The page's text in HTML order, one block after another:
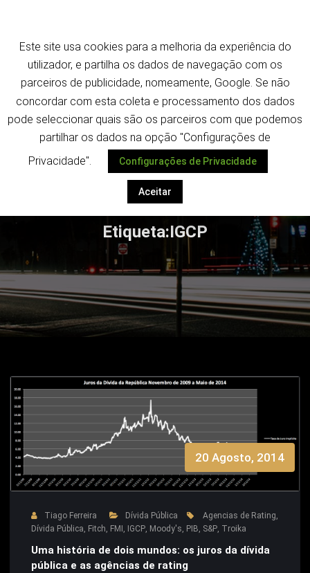
conteúdo
Despoletar
Etiqueta:IGCP
20 Agosto, 2014
Tiago Ferreira Dívida Pública Agencias de Rating
Dívida Pública Fitch FMI IGCP Moody's PIB S&P Troika
Uma história de dois mundos: os juros da dívida
pública e as agências de rating
Este site usa cookies para a melhoria da experiência do
utilizador, e partilha os dados de navegação com os
parceiros de publicidade, nomeamente, Google. Se não
concordar com esta coleta e processamento dos dados
pode seleccionar quais são os parceiros com que podemos
partilhar os dados na opção "Configurações de
Privacidade".
Configurações de Privacidade
Aceitar